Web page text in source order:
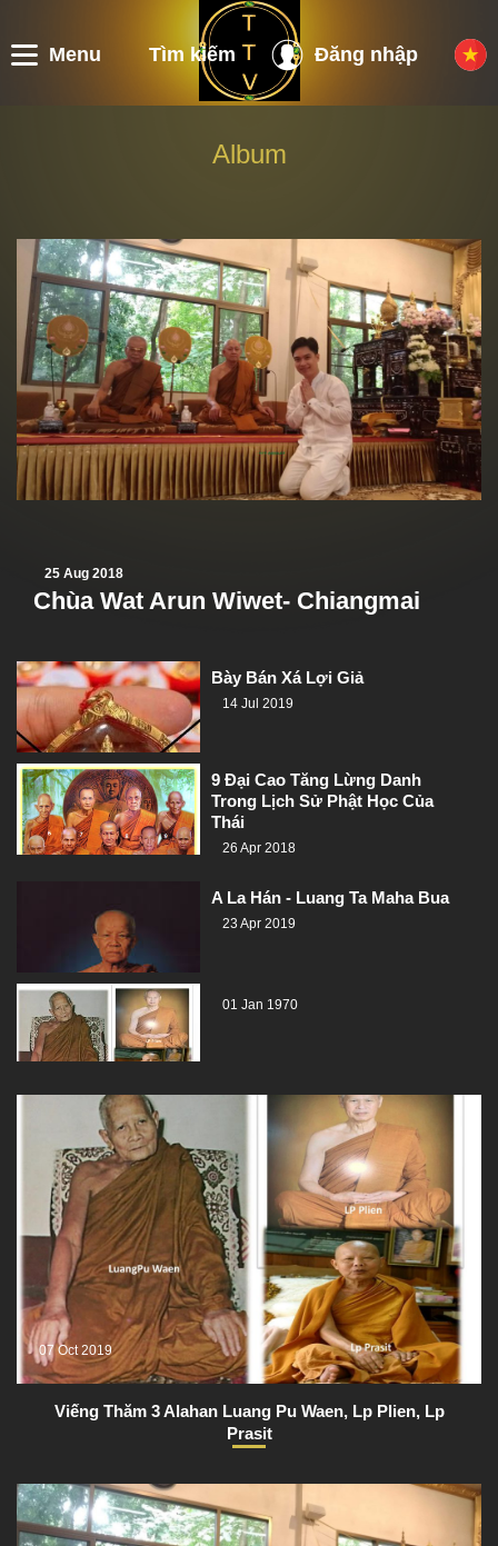
Menu Tìm kiếm Đăng nhập
Album
25 Aug 2018
Chùa Wat Arun Wiwet- Chiangmai
Bày Bán Xá Lợi Giả
14 Jul 2019
9 Đại Cao Tăng Lừng Danh
Trong Lịch Sử Phật Học Của
Thái
26 Apr 2018
A La Hán - Luang Ta Maha Bua
23 Apr 2019
01 Jan 1970
07 Oct 2019
Viếng Thăm 3 Alahan Luang Pu Waen, Lp Plien, Lp
Prasit